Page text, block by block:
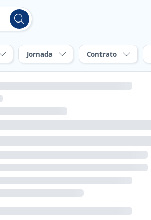
Jornada Contrato